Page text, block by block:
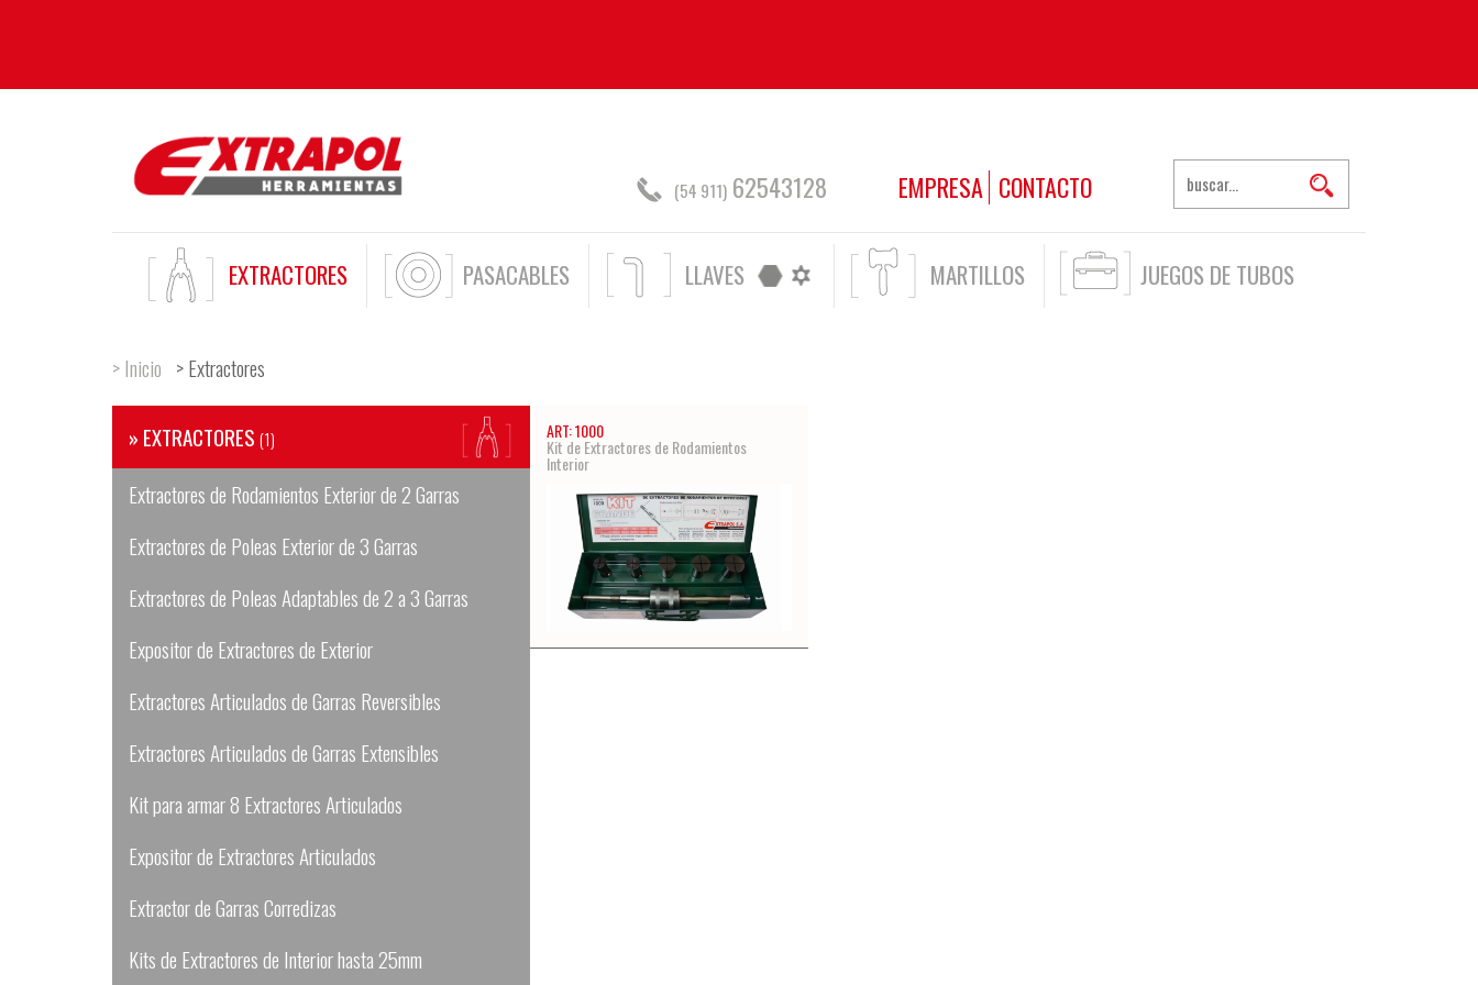
(54 911) 62543128 EMPRESA CONTACTO
EXTRACTORES PASACABLES LLAVES MARTILLOS JUEGOS DE TUBOS
> Inicio > Extractores
» EXTRACTORES (1)
Extractores de Rodamientos Exterior de 2 Garras
Extractores de Poleas Exterior de 3 Garras
Extractores de Poleas Adaptables de 2 a 3 Garras
Expositor de Extractores de Exterior
Extractores Articulados de Garras Reversibles
Extractores Articulados de Garras Extensibles
Kit para armar 8 Extractores Articulados
Expositor de Extractores Articulados
Extractor de Garras Corredizas
Kits de Extractores de Interior hasta 25mm
ART: 1000
Kit de Extractores de Rodamientos
Interior